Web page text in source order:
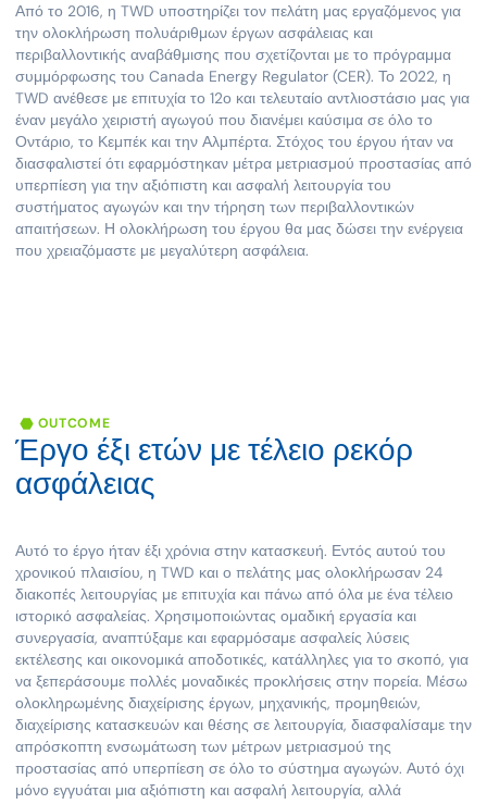
Από το 2016, η TWD υποστηρίζει τον πελάτη μας εργαζόμενος για
την ολοκλήρωση πολυάριθμων έργων ασφάλειας και
περιβαλλοντικής αναβάθμισης που σχετίζονται με το πρόγραμμα
συμμόρφωσης του Canada Energy Regulator (CER). Το 2022, η
TWD ανέθεσε με επιτυχία το 12ο και τελευταίο αντλιοστάσιο μας για
έναν μεγάλο χειριστή αγωγού που διανέμει καύσιμα σε όλο το
Οντάριο, το Κεμπέκ και την Αλμπέρτα. Στόχος του έργου ήταν να
διασφαλιστεί ότι εφαρμόστηκαν μέτρα μετριασμού προστασίας από
υπερπίεση για την αξιόπιστη και ασφαλή λειτουργία του
συστήματος αγωγών και την τήρηση των περιβαλλοντικών
απαιτήσεων. Η ολοκλήρωση του έργου θα μας δώσει την ενέργεια
που χρειαζόμαστε με μεγαλύτερη ασφάλεια.
OUTCOME
Έργο έξι ετών μετέλειο ρεκόρ
ασφάλειας
Αυτό το έργο ήταν έξι χρόνια στην κατασκευή. Εντός αυτού του
χρονικού πλαισίου, η TWD και ο πελάτης μας ολοκλήρωσαν 24
διακοπές λειτουργίας με επιτυχία και πάνω από όλα με ένα τέλειο
ιστορικό ασφαλείας. Χρησιμοποιώντας ομαδική εργασία και
συνεργασία, αναπτύξαμε και εφαρμόσαμε ασφαλείς λύσεις
εκτέλεσης και οικονομικά αποδοτικές, κατάλληλες για το σκοπό, για
να ξεπεράσουμε πολλές μοναδικές προκλήσεις στην πορεία. Μέσω
ολοκληρωμένης διαχείρισης έργων, μηχανικής, προμηθειών,
διαχείρισης κατασκευών και θέσης σε λειτουργία, διασφαλίσαμε την
απρόσκοπτη ενσωμάτωση των μέτρων μετριασμού της
προστασίας από υπερπίεση σε όλο το σύστημα αγωγών. Αυτό όχι
μόνο εγγυάται μια αξιόπιστη και ασφαλή λειτουργία, αλλά